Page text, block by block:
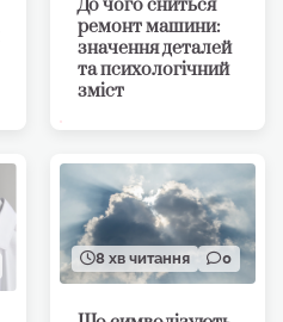
До чого сниться
ремонт машини:
значення деталей
та психологічний
зміст
8 хв читання 0